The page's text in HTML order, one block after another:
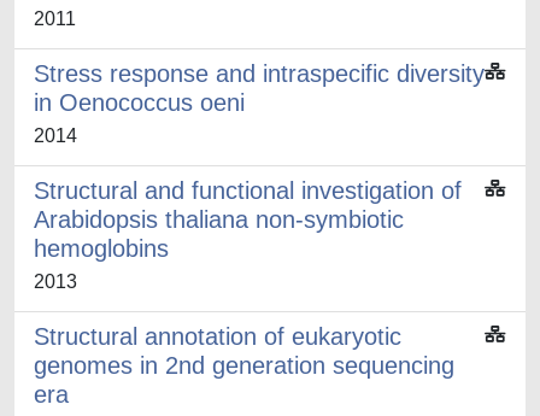
2011
Stress response and intraspecific diversity
in Oenococcus oeni
2014
Structural and functional investigation of
Arabidopsis thaliana non-symbiotic
hemoglobins
2013
Structural annotation of eukaryotic
genomes in 2nd generation sequencing
era